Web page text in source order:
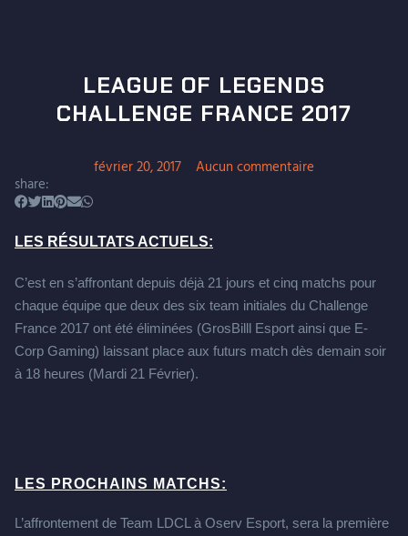
LEAGUE OF LEGENDS
CHALLENGE FRANCE 2017
février 20, 2017 Aucun commentaire
share:
LES RÉSULTATS ACTUELS:
C’est en s’affrontant depuis déjà 21 jours et cinq matchs pour
chaque équipe que deux des six team initiales du Challenge
France 2017 ont été éliminées (GrosBilll Esport ainsi que E-
Corp Gaming) laissant place aux futurs match dès demain soir
à 18 heures (Mardi 21 Février).
LES PROCHAINS MATCHS:
L’affrontement de Team LDCL à Oserv Esport, sera la première